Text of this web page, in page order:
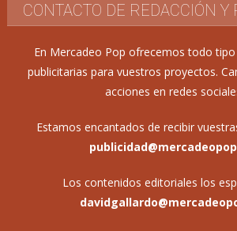
CONTACTO DE REDACCIÓN Y
En Mercadeo Pop ofrecemos todo
publicitarias para vuestros proyectos.
acciones en redes
Estamos encantados de recibir
Los contenidos editoriales los